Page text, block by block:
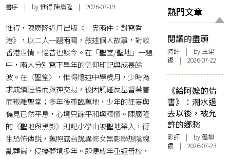
書序 | by 惟得,陳廣隆 | 2026-07-19
惟得，陳廣隆近月出版《一盅兩件：對寫香
港》，以二人一題兩寫，敘述個人故事，對談
香港世情，憶昔也談今。在「聖堂/聖地」一題
中，兩人分別寫下早年的信仰印記與成長餘
波。在〈聖堂〉，惟得憶述中學歲月，少時為
求成績達標而與神交易，後因觸碰反基督禁書
而叛離聖堂；多年後重臨舊地，少年的狂妄與
偏見已然平息，心境只餘平和與釋懷。陳廣隆
的〈聖地與黑影〉則記小學山坡聖地禁入，衍
生恐怖傳說，舊照露台詭異修女黑影聯想陰魂
亂葬崗，侵擾夢境多年。即便成年重返母校，
熱門文章
閱讀的盡頭
時評 | by 王建
鏗 | 2026-07-22
《給阿嬤的情
書》：潮水退
去以後，被允
許的鄉愁
影評 | by 盤柳
儂 | 2026-07-23